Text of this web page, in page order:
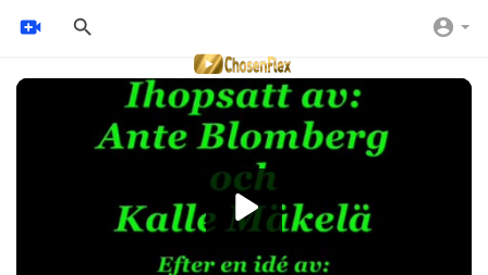
Video